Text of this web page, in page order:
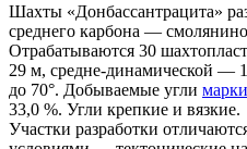
Шахты «Донбассантрацита»
среднего карбона —
Отрабатываются 30
29 м, средне-динамической —
до 70°. Добываемые угли марки
33,0 %. Угли крепкие и вязкие.
Участки разработки